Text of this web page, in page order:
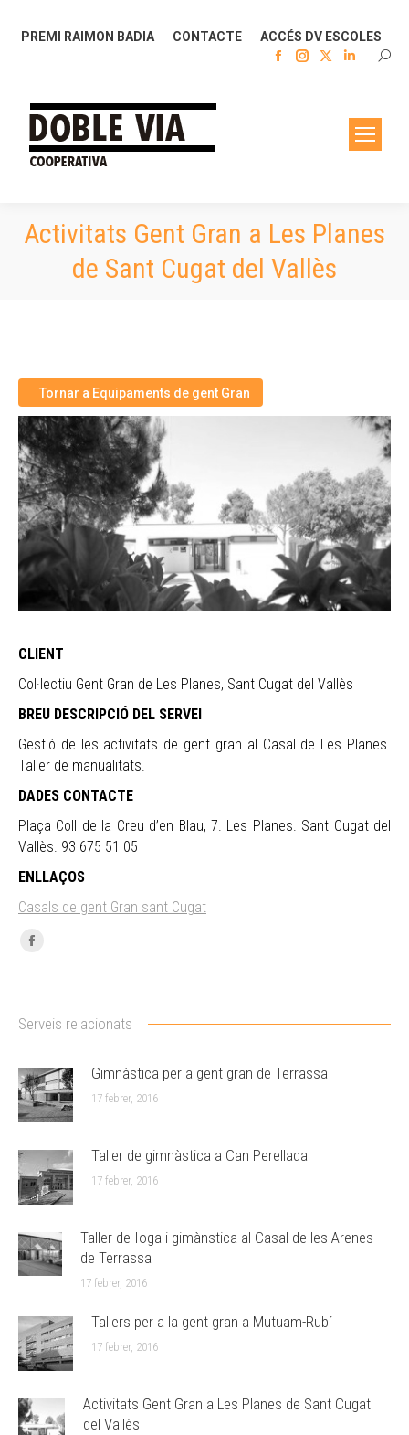
PREMI RAIMON BADIA CONTACTE ACCÉS DV ESCOLES
Facebook
Instagram
window
new
window
Linkedin
in
new
window
Activitats Gent Gran a Les Planes
de Sant Cugat del Vallès
Tornar a Equipaments de gent Gran
CLIENT
Col·lectiu Gent Gran de Les Planes, Sant Cugat del Vallès
BREU DESCRIPCIÓ DEL SERVEI
Gestió de les activitats de gent gran al Casal de Les Planes.
Taller de manualitats.
DADES CONTACTE
Plaça Coll de la Creu d’en Blau, 7. Les Planes. Sant Cugat del
Vallès. 93 675 51 05
ENLLAÇOS
Casals de gent Gran sant Cugat
Facebook
in
window
Serveis relacionats
Gimnàstica per a gent gran de Terrassa
17 febrer, 2016
Taller de gimnàstica a Can Perellada
17 febrer, 2016
Taller de Ioga i gimànstica al Casal de les Arenes
de Terrassa
17 febrer, 2016
Tallers per a la gent gran a Mutuam-Rubí
17 febrer, 2016
Activitats Gent Gran a Les Planes de Sant Cugat
del Vallès